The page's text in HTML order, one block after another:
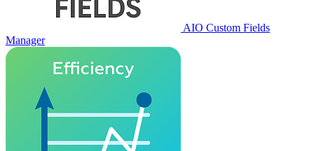
AIO Custom Fields
Manager